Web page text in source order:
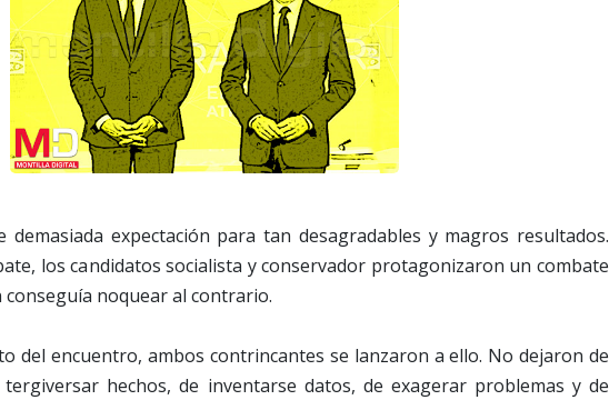
demasiada expectación para tan desagradables y magros resultados.
los candidatos socialista y conservador protagonizaron un combate
noquear al contrario.
del encuentro, ambos contrincantes se lanzaron a ello. No dejaron de
hechos, de inventarse datos, de exagerar problemas y de